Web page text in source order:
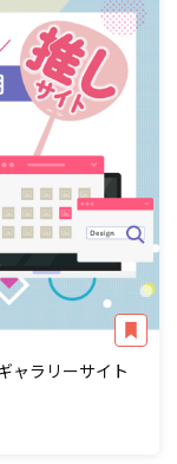
ャラリーサイト